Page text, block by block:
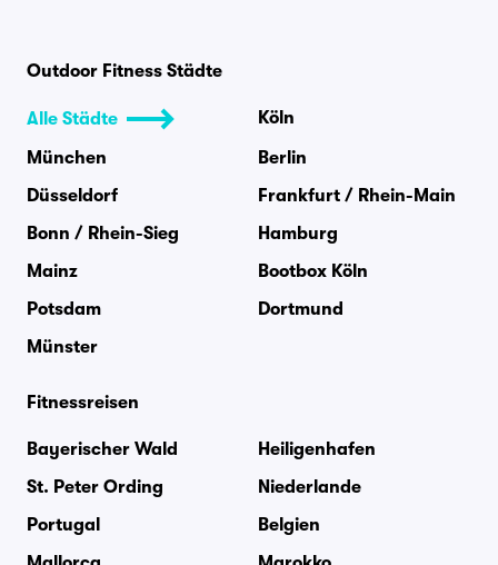
Outdoor Fitness Städte
Alle Städte
Köln
München
Berlin
Düsseldorf
Frankfurt / Rhein-Main
Bonn / Rhein-Sieg
Hamburg
Mainz
Bootbox Köln
Potsdam
Dortmund
Münster
Fitnessreisen
Bayerischer Wald
Heiligenhafen
St. Peter Ording
Niederlande
Portugal
Belgien